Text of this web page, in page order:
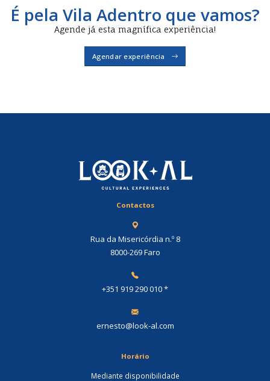
É pela Vila Adentro que vamos?
Agende já esta magnífica experiência!
Agendar experiência
Contactos
Rua da Misericórdia n.º 8
8000-269 Faro
+351 919 290 010*
ernesto@look-al.com
Horário
Mediante disponibilidade